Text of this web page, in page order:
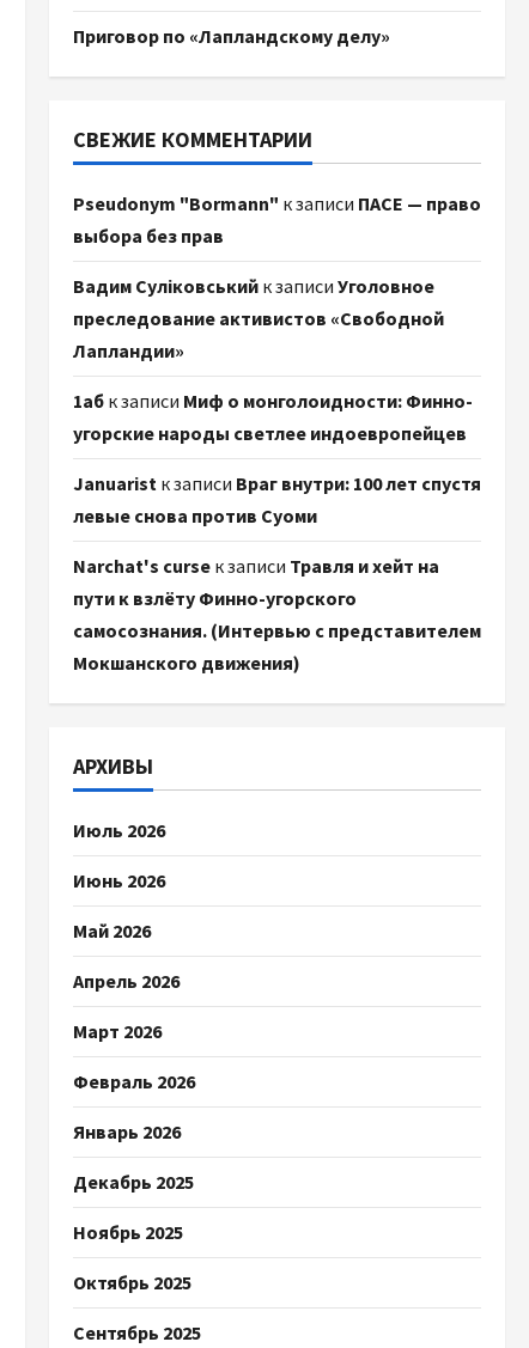
Приговор по «Лапландскому делу»
СВЕЖИЕ КОММЕНТАРИИ
Pseudonym "Bormann" к записи ПАСЕ — право
выбора без прав
Вадим Суліковськийк записи Уголовное
преследование активистов «Свободной
Лапландии»
1абк записи Миф о монголоидности: Финно-
угорские народы светлее индоевропейцев
Januaristк записи Враг внутри: 100 лет спустя
левые снова против Суоми
Narchat's curseк записи Травля и хейт на
пути к взлёту Финно-угорского
самосознания. (Интервью с представителем
Мокшанского движения)
АРХИВЫ
Июль 2026
Июнь 2026
Май 2026
Апрель 2026
Март 2026
Февраль 2026
Январь 2026
Декабрь 2025
Ноябрь 2025
Октябрь 2025
Сентябрь 2025